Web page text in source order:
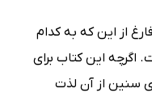
از این که به کدام
این کتاب برای
سنین از آن لذت